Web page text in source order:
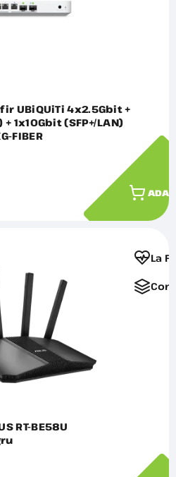
UBiQUiTi 4x2.5Gbit +
+ 1x10Gbit (SFP+/LAN)
FIBER
La
RT-BE58U